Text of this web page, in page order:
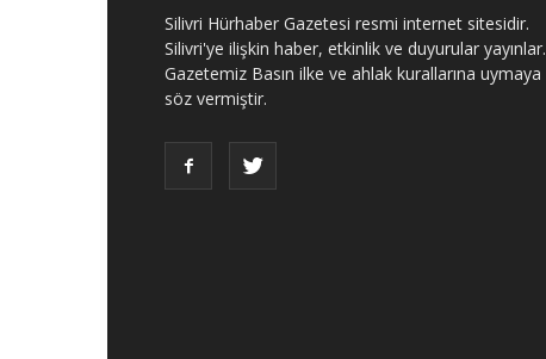
Silivri Hürhaber Gazetesi resmi internet sitesidir.
Silivri'ye ilişkin haber, etkinlik ve duyurular yayınlar.
Gazetemiz Basın ilke ve ahlak kurallarına uymaya
söz vermiştir.